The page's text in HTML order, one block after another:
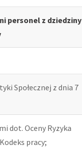
personel z dziedziny
Społecznej z dnia 7
dot. Oceny Ryzyka
pracy;